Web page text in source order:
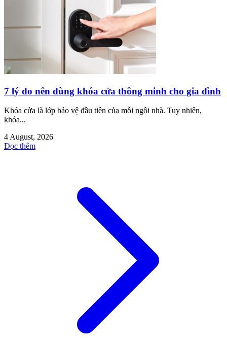
7 lý do nên dùng khóa cửa thông minh cho gia đình
Khóa cửa là lớp bảo vệ đầu tiên của mỗi ngôi nhà. Tuy nhiên,
khóa...
4 August, 2026
Đọc thêm